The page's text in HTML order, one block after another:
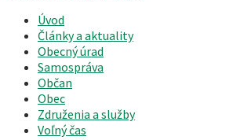
Úvod
Články a aktuality
Obecný úrad
Samospráva
Občan
Obec
Združenia a služby
Voľný čas